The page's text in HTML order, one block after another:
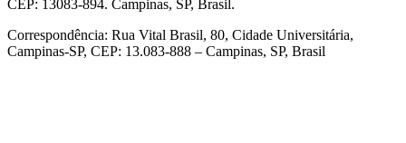
CEP: 13083-894. Campinas, SP, Brasil.
Correspondência: Rua Vital Brasil, 80, Cidade Universitária,
Campinas-SP, CEP: 13.083-888 – Campinas, SP, Brasil